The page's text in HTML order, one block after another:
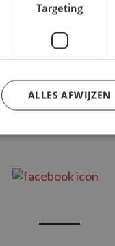
Targeting
ALLES AFWIJZEN